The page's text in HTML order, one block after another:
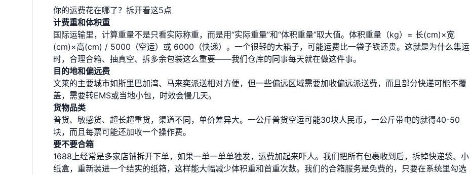
你的运费花在哪了？拆开看这5点
计费重和体积重
国际运输里，计算重量不是只看实际称重，而是用“实际重量”和“体积重量”取大值。体积重量（kg）= 长(cm)×宽
(cm)×高(cm) / 5000（空运）或 6000（快递）。一个很轻的大箱子，可能运费比一袋子铁还贵。这就是为什么集运
时，合理合箱、抽真空、拆多余包装这么重要——我们仓库的同事每天就在做这件事。
目的地和偏远费
文莱的主要城市如斯里巴加湾、马来奕派送相对方便，但一些偏远区域需要加收偏远派送费，而且部分快递可能不覆
盖，需要转EMS或当地小包，时效会慢几天。
货物品类
普货、敏感货、超长超重货，渠道不同，单价差异大。一公斤普货空运可能30块人民币，一公斤带电的就得40-50
块，而且每票可能还加收一个操作费。
要不要合箱
1688上经常是多家店铺拆开下单，如果一单一单单独发，运费加起来吓人。我们把所有包裹收到后，拆掉快递袋、小
纸盒，重新装进一个结实的纸箱，这样能大幅减少体积重和首重次数。我们的合箱服务是免费的，只要在系统里勾选